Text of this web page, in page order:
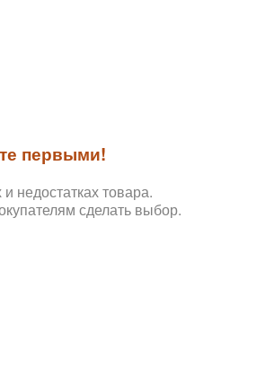
первыми!
недостатках товара.
сделать выбор.